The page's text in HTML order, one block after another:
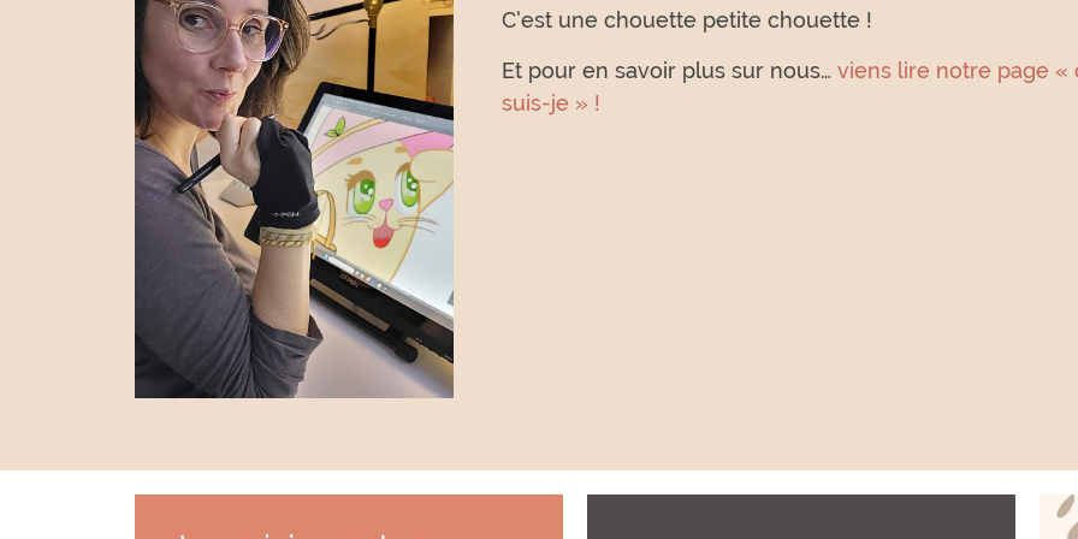
C’est une chouette petite chouette !
Et pour en savoir plus sur nous… viens lire notre page «
suis-je » !